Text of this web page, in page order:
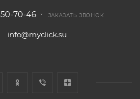
70-46 ЗАКАЗАТЬ ЗВОНОК
info@myclick.su